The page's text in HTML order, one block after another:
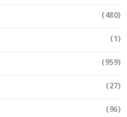
(480)
(1)
(959)
(27)
(96)